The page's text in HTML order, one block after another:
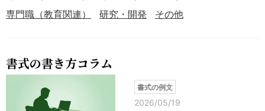
専門職（教育関連）
研究・開発 その他
書式の書き方コラム
書式の例文
2026/05/19